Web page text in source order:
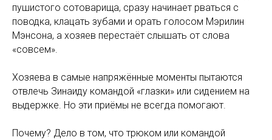
пушистого сотоварища, сразу начинает рваться с
поводка, клацать зубами и орать голосом Мэрилин
Мэнсона, а хозяев перестаёт слышать от слова
«совсем».
Хозяева в самые напряжённые моменты пытаются
отвлечь Зинаиду командой «глазки» или сидением на
выдержке. Но эти приёмы не всегда помогают.
Почему? Дело в том, что трюком или командой